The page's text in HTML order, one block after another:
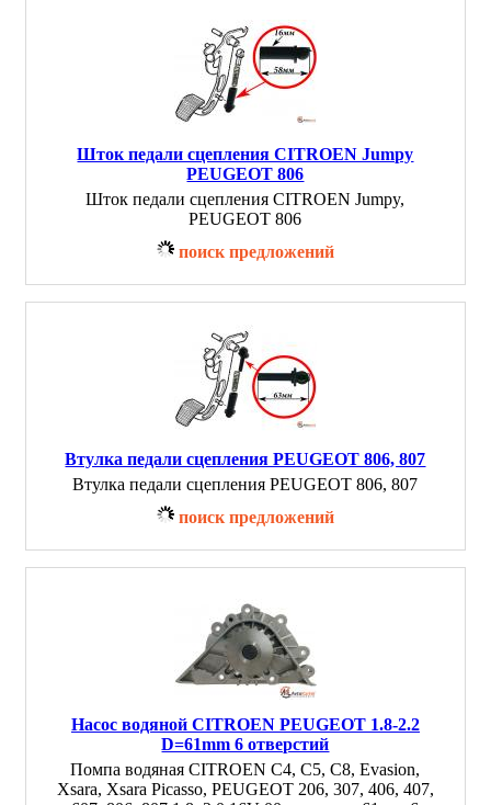
Шток педали сцепления CITROEN Jumpy
PEUGEOT 806
Шток педали сцепления CITROEN Jumpy,
PEUGEOT 806
поиск предложений
Втулка педали сцепления PEUGEOT 806, 807
Втулка педали сцепления PEUGEOT 806, 807
поиск предложений
Насос водяной CITROEN PEUGEOT 1.8-2.2
D=61mm 6 отверстий
Помпа водяная CITROEN C4, C5, C8, Evasion,
Xsara, Xsara Picasso, PEUGEOT 206, 307, 406, 407,